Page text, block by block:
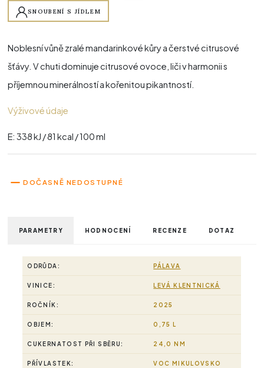
SNOUBENÍ S JÍDLEM
Noblesní vůně zralé mandarinkové kůry a čerstvé citrusové
šťávy. V chuti dominuje citrusové ovoce, liči v harmonii s
příjemnou minerálností a kořenitou pikantností.
Výživové údaje
E: 338 kJ / 81 kcal / 100 ml
DOČASNĚ NEDOSTUPNÉ
PARAMETRY HODNOCENÍ RECENZE DOTAZ
ODRŮDA: PÁLAVA
VINICE: LEVÁ KLENTNICKÁ
ROČNÍK: 2025
OBJEM: 0,75 L
CUKERNATOST PŘI SBĚRU: 24,0 NM
PŘÍVLASTEK: VOC MIKULOVSKO